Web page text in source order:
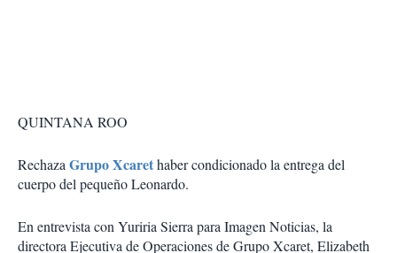
QUINTANA ROO
RechazaGrupo Xcarethaber condicionado la entrega del
cuerpo del pequeño Leonardo.
En entrevista con Yuriria Sierra para Imagen Noticias, la
directora Ejecutiva de Operaciones de Grupo Xcaret, Elizabeth